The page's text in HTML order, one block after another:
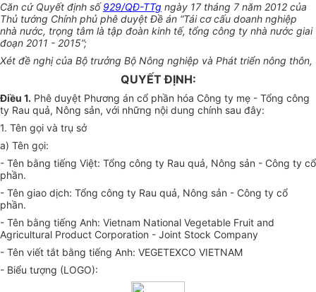
Căn cứ Quyết định số929/QĐ-TTg ngày 17 tháng 7 năm 2012 của
Thủ tướng Chính phủ phê duyệt Đề án “Tái cơ cấu doanh nghiệp
nhà nước, trọng tâm là tập đoàn kinh tế, tổng công ty nhà nước giai
đoạn 2011 - 2015”;
Xét đề nghị của Bộ trưởng Bộ Nông nghiệp và Phát triển nông thôn,
QUYẾT ĐỊNH:
Điều 1. Phê duyệt Phương án cổ phần hóa Công ty mẹ - Tổng công
ty Rau quả, Nông sản, với những nội dung chính sau đây:
1. Tên gọi và trụ sở
a) Tên gọi:
- Tên bằng tiếng Việt: Tổng công ty Rau quả, Nông sản - Công ty cổ
phần.
- Tên giao dịch: Tổng công ty Rau quả, Nông sản - Công ty cổ
phần.
- Tên bằng tiếng Anh: Vietnam National Vegetable Fruit and
Agricultural Product Corporation - Joint Stock Company
- Tên viết tắt bằng tiếng Anh: VEGETEXCO VIETNAM
- Biểu tượng (LOGO):